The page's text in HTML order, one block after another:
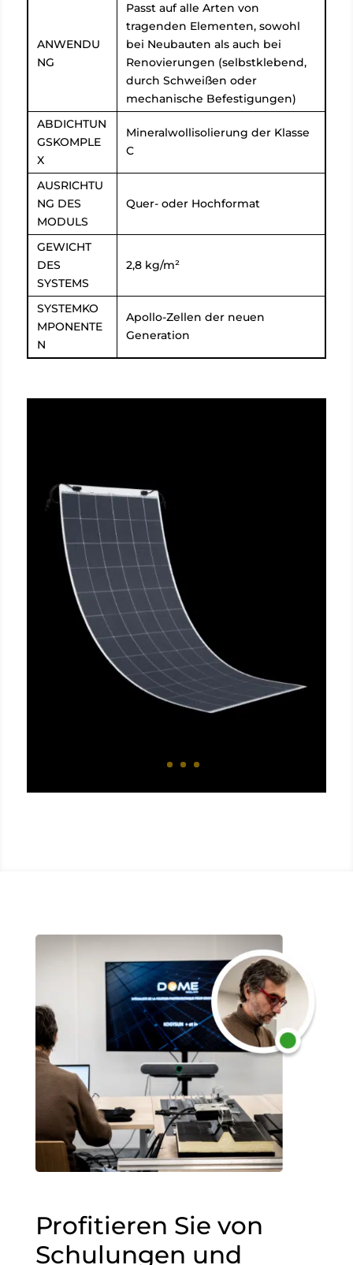
ANWENDU
NG
Passt auf alle Arten von
tragenden Elementen, sowohl
bei Neubauten als auch bei
Renovierungen (selbstklebend,
durch Schweißen oder
mechanische Befestigungen)
ABDICHTUN
GSKOMPLE
X
Mineralwollisolierung der Klasse
C
AUSRICHTU
NG DES
MODULS
Quer- oder Hochformat
GEWICHT
DES
SYSTEMS
2,8 kg/m²
SYSTEMKO
MPONENTE
N
Apollo-Zellen der neuen
Generation
Profitieren Sie von
Schulungen und